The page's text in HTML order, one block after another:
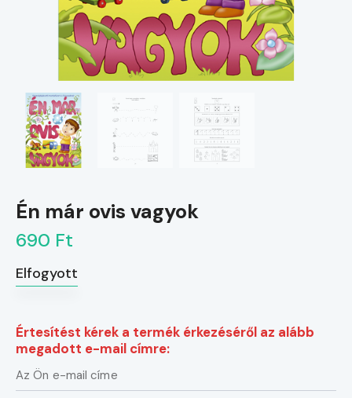
Én már ovis vagyok
690 Ft
Elfogyott
Értesítést kérek a termék érkezéséről az alább
megadott e-mail címre: